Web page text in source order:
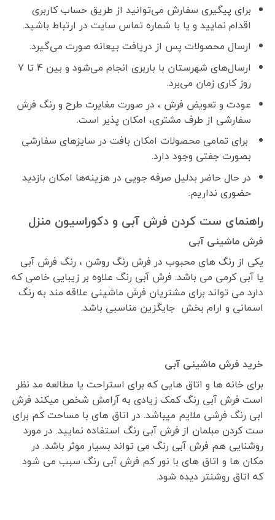
برای پیگیری سفارش می‌توانید از طریق حساب کاربری
اقدام نمایید و یا با شماره تماس سایت در ارتباط باشید.
ارسال محصولات پس از دریافت بیعانه صورت می‌گیرد.
ارسال‌های شهرستان با باربری انجام می‌شود و بین ۴ تا ۷
روز کاری زمان می‌برد.
عودت و تعویض فرش ، در صورت مغایرت طرح و رنگ فرش
سفارشی از طرف مشتری، امکان پذیر است.
برای تمامی محصولات امکان بافت در سایزهای سفارشی
بصورت جفتی وجود دارد.
در حال حاضر بدلیل صرفه جویی در هزینه‌ها امکان بازدید
حضوری نداریم.
راهنمای ست کردن فرش آبی و دکوراسیون منزل
فرش ماشینی آبی
یکی از رنگ های محبوب در فرش رنگ روشن ، رنگ فرش آبی
یا آبی کرمی می باشد. فرش آبی رنگ علاوه بر زیبایی خاصی که
دارد می تواند برای مشتریان فرش ماشینی علاقه مند به رنگ
اسمانی و ارام بخش جایگزین مناسبی باشد.
خرید فرش ماشینی آبی
برای خانه ها و اتاق هایی که برای استراحت یا مطالعه مد نظر
است فرش آبی رنگ کمک زیادی به آرامش شخص میکند فرش
ابی رنگ فرشی ملایم میباشد. در اتاق های با مساحت کم برای
ست کردن مبلمان از فرش آبی رنگ استفاده نمایید. در مورد
روشنایی هم فرش آبی رنگ می تواند بسیار موثر باشد. در
مکان ها و اتاق های با نور کم فرش آبی رنگ سبب می شود
که اتاق روشنتر دیده شود.